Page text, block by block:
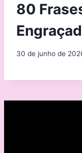
80
30 de junho de